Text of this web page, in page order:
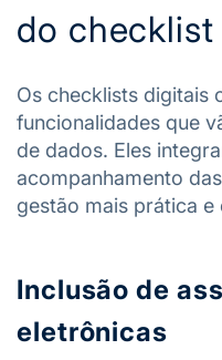
do
Os checklists digitais
funcionalidades que
de dados. Eles
acompanhamento
gestão mais prática e
Inclusão de
eletrônicas